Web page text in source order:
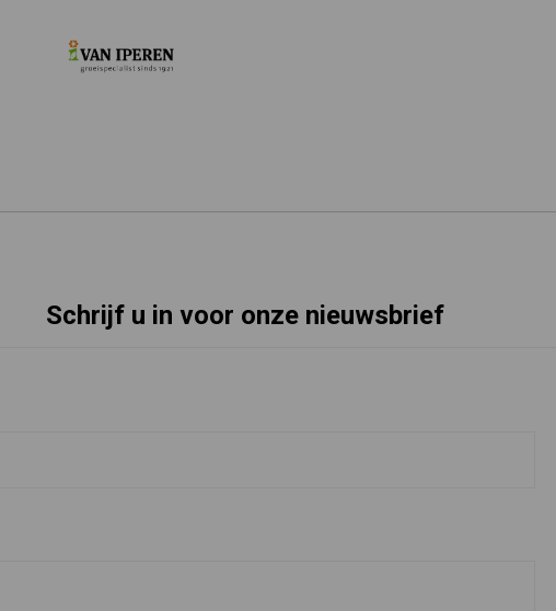
Schrijf u in voor onze nieuwsbrief